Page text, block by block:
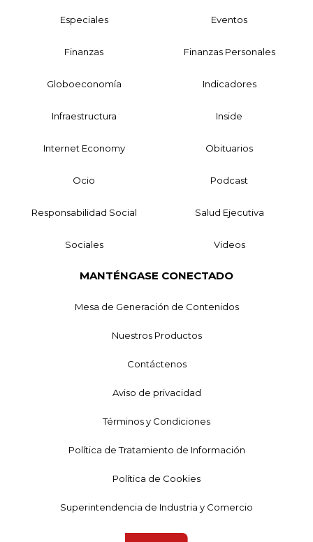
Especiales Eventos
Finanzas Finanzas Personales
Globoeconomía Indicadores
Infraestructura Inside
Internet Economy Obituarios
Ocio Podcast
Responsabilidad Social Salud Ejecutiva
Sociales Videos
MANTÉNGASE CONECTADO
Mesa de Generación de Contenidos
Nuestros Productos
Contáctenos
Aviso de privacidad
Términos y Condiciones
Política de Tratamiento de Información
Política de Cookies
Superintendencia de Industria y Comercio